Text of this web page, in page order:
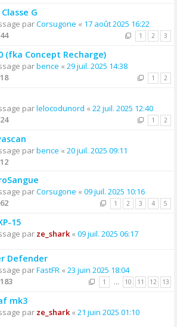
G
parCorsugone « 17 août 2025 16:22
44 1 2 3
(fka Concept Recharge)
parbence « 29 juil. 2025 14:38
18 1 2
parlelocodunord « 22 juil. 2025 12:40
24 1 2
parbence « 20 juil. 2025 09:11
12
parCorsugone « 09 juil. 2025 10:16
62 1 2 3 4 5
15
par ze_shark« 09 juil. 2025 06:17
Defender
parFastFR « 23 juin 2025 18:04
183 1 … 10 11 12 13
mk3
par ze_shark« 21 juin 2025 01:10